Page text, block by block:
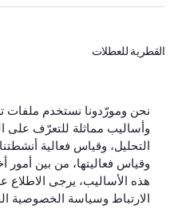
القطرية للعطلات
لنبقَ على تواصل
نحن ومورّدونا نستخدم ملفات
وأساليب مماثلة للتعرّف على
التحليل، وقياس فعالية
وقياس فعاليتها، من بين
هذه الأساليب، يرجى
الارتباط وسياسة الخصوصية